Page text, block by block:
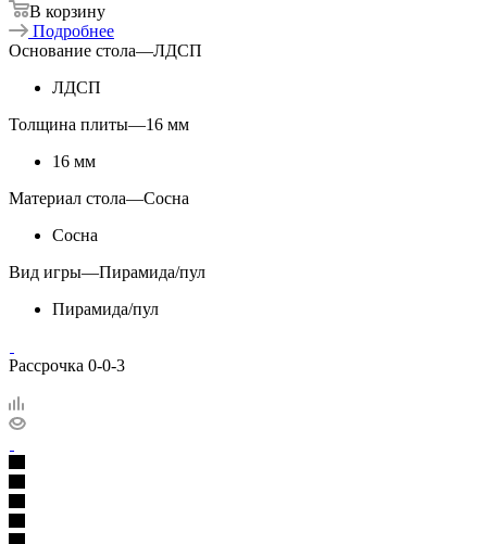
В корзину
Подробнее
Основание стола—ЛДСП
ЛДСП
Толщина плиты—16 мм
16 мм
Материал стола—Сосна
Сосна
Вид игры—Пирамида/пул
Пирамида/пул
Рассрочка 0-0-3